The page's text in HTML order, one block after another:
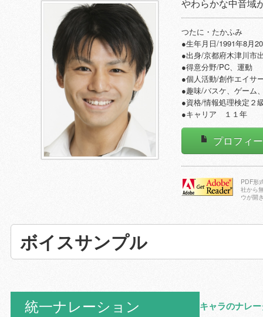
やわらかな中音域
つたに・たかふみ
●生年月日/1991年8月
●出身/京都府木津川市
●得意分野/PC、運動
●個人活動/創作エイサ
●趣味/バスケ、ゲーム
●資格/情報処理検定２
●キャリア １１年
プロフィ
ドする
PDF形
社から
ウが開
ボイスサンプル
統一ナレーション キャラのナレ